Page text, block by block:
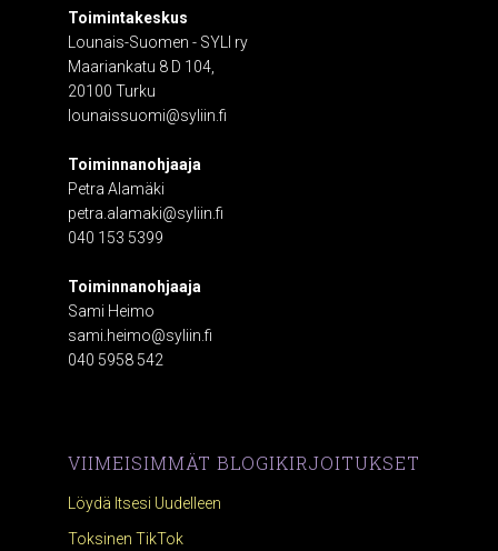
Toimintakeskus
Lounais-Suomen - SYLI ry
Maariankatu 8 D 104,
20100 Turku
lounaissuomi@syliin.fi
Toiminnanohjaaja
Petra Alamäki
petra.alamaki@syliin.fi
040 153 5399
Toiminnanohjaaja
Sami Heimo
sami.heimo@syliin.fi
040 5958 542
VIIMEISIMMÄT BLOGIKIRJOITUKSET
Löydä Itsesi Uudelleen
Toksinen TikTok